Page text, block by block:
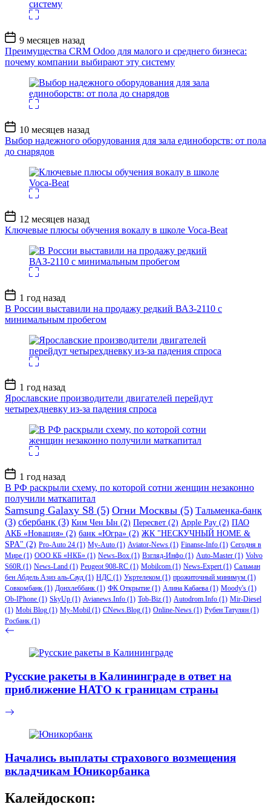
Дата
записи
9 месяцев назад
Преимущества CRM Odoo для малого и среднего бизнеса:
почему компании выбирают эту систему
Дата
записи
10 месяцев назад
Выбор надежного оборудования для зала единоборств: от пола
до снарядов
Дата
записи
12 месяцев назад
Ключевые плюсы обучения вокалу в школе Voca-Beat
Дата
записи
1 год назад
В России выставили на продажу редкий ВАЗ-2110 с
минимальным пробегом
Дата
записи
1 год назад
Ярославские производители двигателей перейдут
четырехдневку из-за падения спроса
Дата
записи
1 год назад
В РФ раскрыли схему, по которой сотни женщин незаконно
получили маткапитал
Samsung Galaxy S8 (5) Огни Москвы (5) Тальменка-банк
(3) сбербанк (3) Ким Чен Ын (2) Пересвет (2) Apple Pay (2) ПАО
АКБ «Новация» (2) банк «Югра» (2) ЖК "НЕСКУЧНЫЙ HOME &
SPA" (2) Pro-Auto 24 (1) My-Auto (1) Aviator-News (1) Finanse-Info (1) Сегодня в
Мире (1) ООО КБ «НКБ» (1) News-Box (1) Взгляд-Инфо (1) Auto-Master (1) Volvo
S60R (1) News-Land (1) Peugeot 908-RC (1) Mobilcom (1) News-Expert(1) Сальман
бен Абдель Азиз аль-Сауд (1) НДС (1) Укртелеком (1) прожиточный минимум (1)
Совкомбанк (1) Донхлеббанк (1) ФК Открытие (1) Алина Кабаева (1) Moody's (1)
Ob-IPhone (1) SkyUp (1) Avianews.Info (1) Tob-Biz (1) Autodrom.Info (1) Mir-Diesel
(1) Mobi Blog (1) My-Mobil (1) CNews.Blog (1) Online-News (1) Рубен Татулян (1)
Росбанк (1)
Русские ракеты в Калининграде в ответ на
приближение НАТО к границам страны
Начались выплаты страхового возмещения
вкладчикам Юникорбанка
Калейдоскоп: